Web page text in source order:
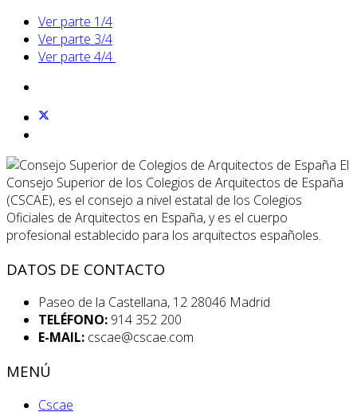
Ver parte 1/4
Ver parte 3/4
Ver parte 4/4
El
Consejo Superior de los Colegios de Arquitectos de España
(CSCAE), es el consejo a nivel estatal de los Colegios
Oficiales de Arquitectos en España, y es el cuerpo
profesional establecido para los arquitectos españoles.
DATOS DE CONTACTO
Paseo de la Castellana, 12 28046 Madrid
TELÉFONO: 914 352 200
E-MAIL: cscae@cscae.com
MENÚ
Cscae